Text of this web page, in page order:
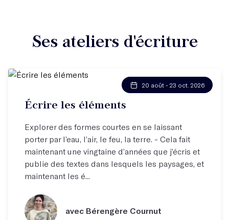
Ses ateliers d'écriture
20 août - 23 oct. 2026
Écrire les éléments
Explorer des formes courtes en se laissant
porter par l’eau, l’air, le feu, la terre. - Cela fait
maintenant une vingtaine d’années que j’écris et
publie des textes dans lesquels les paysages, et
maintenant les é...
avec Bérengère Cournut